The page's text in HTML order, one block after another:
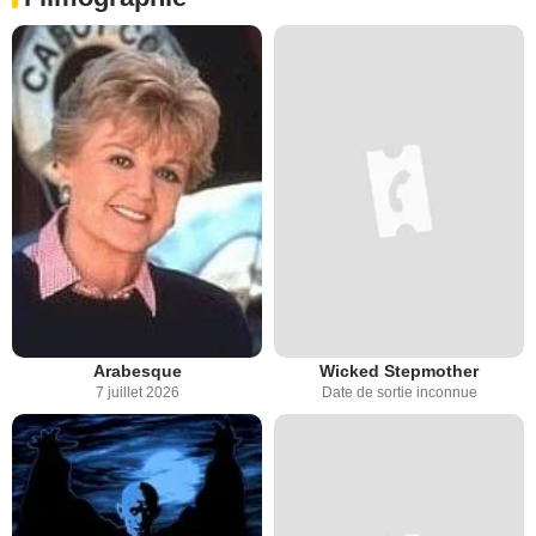
Arabesque
7 juillet 2026
Wicked Stepmother
Date de sortie inconnue